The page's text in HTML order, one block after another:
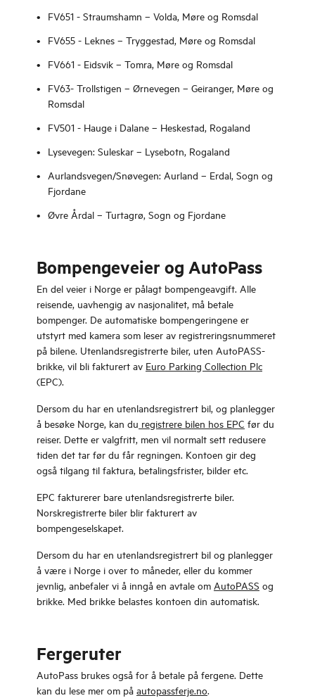
FV651 - Straumshamn – Volda, Møre og Romsdal
FV655 - Leknes – Tryggestad, Møre og Romsdal
FV661 - Eidsvik – Tomra, Møre og Romsdal
FV63- Trollstigen – Ørnevegen – Geiranger, Møre og
Romsdal
FV501 - Hauge i Dalane – Heskestad, Rogaland
Lysevegen: Suleskar – Lysebotn, Rogaland
Aurlandsvegen/Snøvegen: Aurland – Erdal, Sogn og
Fjordane
Øvre Årdal – Turtagrø, Sogn og Fjordane
Bompengeveier og AutoPass
En del veier i Norge er pålagt bompengeavgift. Alle
reisende, uavhengig av nasjonalitet, må betale
bompenger. De automatiske bompengeringene er
utstyrt med kamera som leser av registreringsnummeret
på bilene. Utenlandsregistrerte biler, uten AutoPASS-
brikke, vil bli fakturert av Euro Parking Collection Plc
(EPC).
Dersom du har en utenlandsregistrert bil, og planlegger
å besøke Norge, kan du registrere bilen hos EPC før du
reiser. Dette er valgfritt, men vil normalt sett redusere
tiden det tar før du får regningen. Kontoen gir deg
også tilgang til faktura, betalingsfrister, bilder etc.
EPC fakturerer bare utenlandsregistrerte biler.
Norskregistrerte biler blir fakturert av
bompengeselskapet.
Dersom du har en utenlandsregistrert bil og planlegger
å være i Norge i over to måneder, eller du kommer
jevnlig, anbefaler vi å inngå en avtale om AutoPASS og
brikke. Med brikke belastes kontoen din automatisk.
Fergeruter
AutoPass brukes også for å betale på fergene. Dette
kan du lese mer om på autopassferje.no.